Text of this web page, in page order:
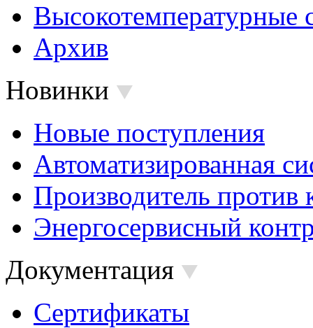
Высокотемпературные
Архив
Новинки
Новые поступления
Автоматизированная
Производитель против
Энергосервисный
Документация
Сертификаты